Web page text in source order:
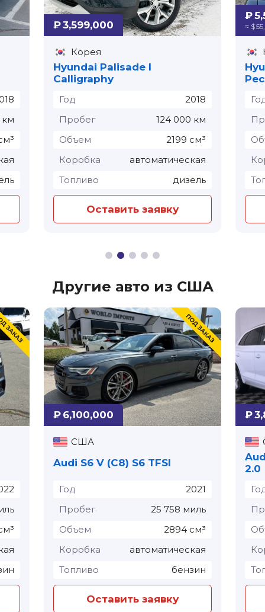
км
₽ 3,599,000
Корея
Hyundai Palisade I
Calligraphy
Год
2018
Пробег
124 000 км
Объем
2199 см³
Коробка
автоматическая
Топливо
дизель
Оставить заявку
₽
≈ $
Другие авто из США
₽ 6,100,000
США
Audi S6 V (C8) S6 TFSI⁠
Год
2021
Пробег
25 758 миль
Объем
2894 см³
Коробка
автоматическая
Топливо
бензин
Оставить заявку
₽
2.0